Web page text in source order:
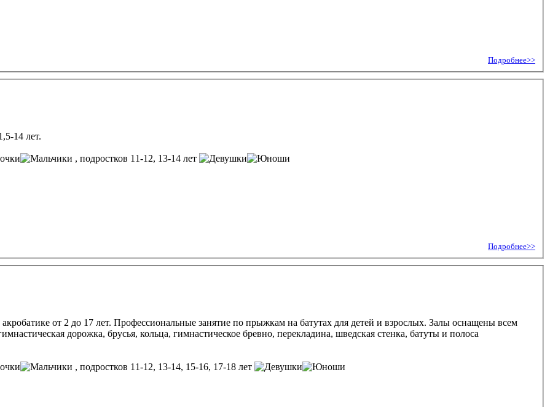
Подробнее>>
14 лет.
, подростков 11-12, 13-14 лет
Подробнее>>
от 2 до 17 лет. Профессиональные занятие по прыжкам на батутах для детей и взрослых. Залы оснащены всем
дорожка, брусья, кольца, гимнастическое бревно, перекладина, шведская стенка, батуты и полоса
, подростков 11-12, 13-14, 15-16, 17-18 лет